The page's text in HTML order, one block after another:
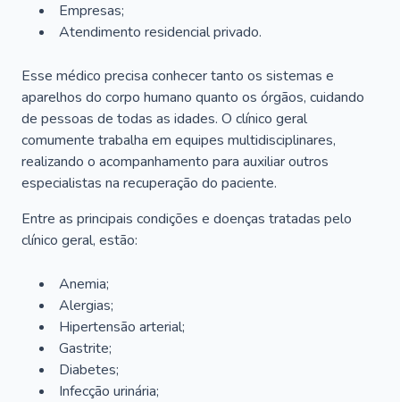
Empresas;
Atendimento residencial privado.
Esse médico precisa conhecer tanto os sistemas e
aparelhos do corpo humano quanto os órgãos, cuidando
de pessoas de todas as idades. O clínico geral
comumente trabalha em equipes multidisciplinares,
realizando o acompanhamento para auxiliar outros
especialistas na recuperação do paciente.
Entre as principais condições e doenças tratadas pelo
clínico geral, estão:
Anemia;
Alergias;
Hipertensão arterial;
Gastrite;
Diabetes;
Infecção urinária;